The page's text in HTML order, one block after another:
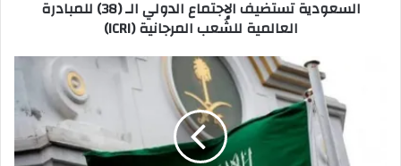
المرجانية
السعودية تستضيف الاجتماع الدولي الـ (38) للمبادرة
العالمية للشُعب المرجانية (ICRI)
باستضافة
المتحدة